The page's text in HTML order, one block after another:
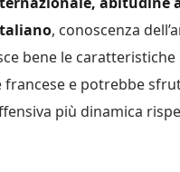
, conoscenza
bene le caratteristiche
francese e potrebbe
più dinamica